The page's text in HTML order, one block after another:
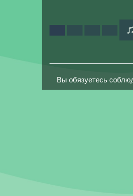
Вы обязуетесь